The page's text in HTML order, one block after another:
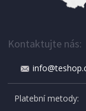
179 Kč
SUŠIČKA OVOCE
Concept SO
Kontaktujte nás:
Platební metody: